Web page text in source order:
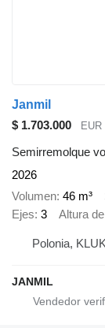
Janmil
$ 1.703.000
EUR
Semirremolque
2026
Volumen 46 m³
Ejes 3 Altura
Polonia,
JANMIL